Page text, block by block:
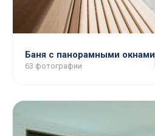
Баня с панорамными окнами
63 фотографии